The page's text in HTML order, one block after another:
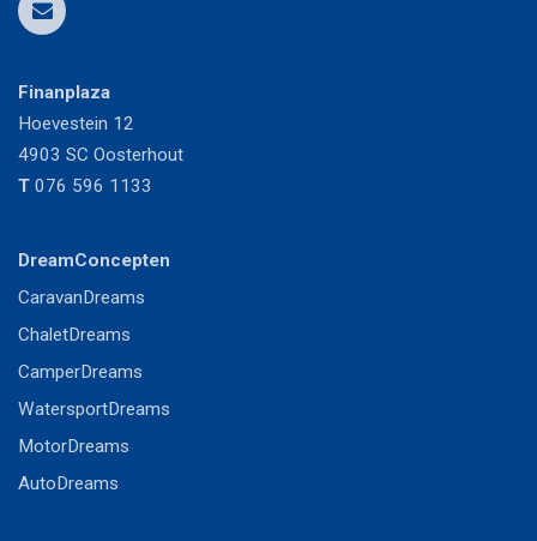
Finanplaza
Hoevestein 12
4903 SC Oosterhout
T 076 596 1133
DreamConcepten
CaravanDreams
ChaletDreams
CamperDreams
WatersportDreams
MotorDreams
AutoDreams